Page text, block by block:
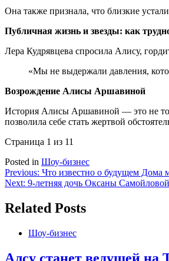
Она также признала, что близкие
Публичная жизнь и звезды: как
Лера Кудрявцева спросила Алису,
«Мы не выдержали давления,
Возрождение Алисы Аршавиной
История Алисы Аршавиной — это не
позволила себе стать жертвой
Страница 1 из 11
Posted in Шоу-бизнес
Навигация
по
записям
Previous: Что известно о будущем Дома
Next: 9-летняя дочь Оксаны
Related Posts
Шоу-бизнес
Алсу станет ведущей на